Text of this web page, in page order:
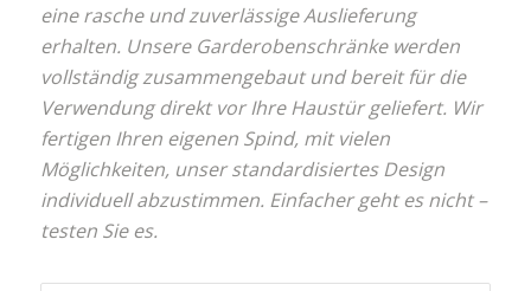
eine rasche und zuverlässige Auslieferung
erhalten. Unsere Garderobenschränke werden
vollständig zusammengebaut und bereit für die
Verwendung direkt vor Ihre Haustür geliefert. Wir
fertigen Ihren eigenen Spind, mit vielen
Möglichkeiten, unser standardisiertes Design
individuell abzustimmen. Einfacher geht es nicht –
testen Sie es.